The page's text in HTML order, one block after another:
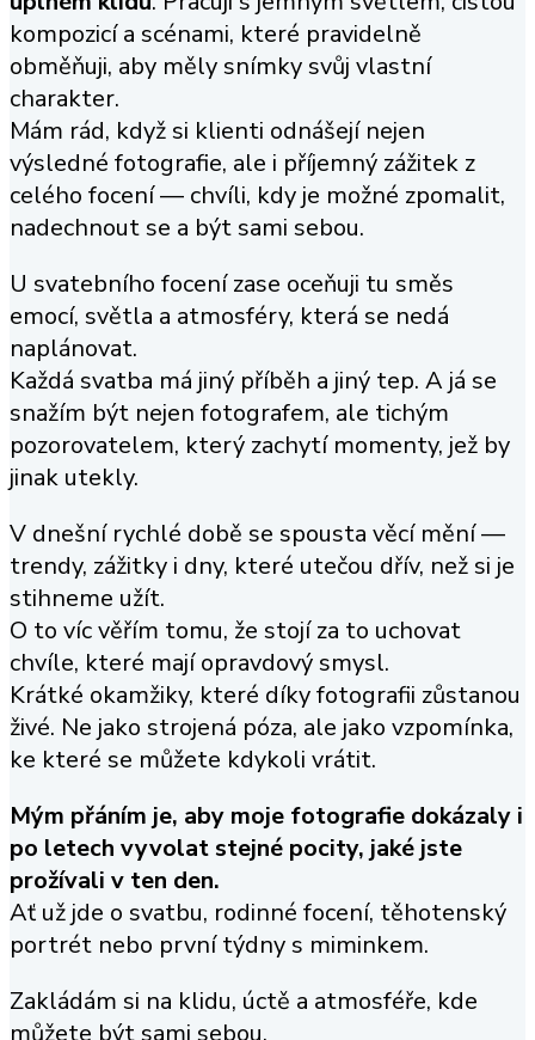
kompozicí a scénami, které pravidelně
obměňuji, aby měly snímky svůj vlastní
charakter.
Mám rád, když si klienti odnášejí nejen
výsledné fotografie, ale i příjemný zážitek z
celého focení — chvíli, kdy je možné zpomalit,
nadechnout se a být sami sebou.
U svatebního focení zase oceňuji tu směs
emocí, světla a atmosféry, která se nedá
naplánovat.
Každá svatba má jiný příběh a jiný tep. A já se
snažím být nejen fotografem, ale tichým
pozorovatelem, který zachytí momenty, jež by
jinak utekly.
V dnešní rychlé době se spousta věcí mění —
trendy, zážitky i dny, které utečou dřív, než si je
stihneme užít.
O to víc věřím tomu, že stojí za to uchovat
chvíle, které mají opravdový smysl.
Krátké okamžiky, které díky fotografii zůstanou
živé. Ne jako strojená póza, ale jako vzpomínka,
ke které se můžete kdykoli vrátit.
Mým přáním je, aby moje fotografie dokázaly i
po letech vyvolat stejné pocity, jaké jste
prožívali v ten den.
Ať už jde o svatbu, rodinné focení, těhotenský
portrét nebo první týdny s miminkem.
Zakládám si na klidu, úctě a atmosféře, kde
můžete být sami sebou.